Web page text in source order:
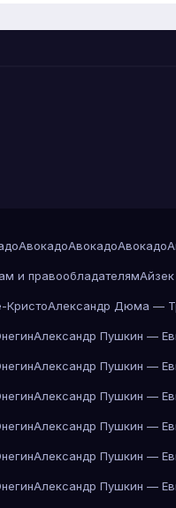
АвокадоАвокадоАвокадо
и правообладателям
Александр Дюма —
Александр Пушкин —
Александр Пушкин —
Александр Пушкин —
Александр Пушкин —
Александр Пушкин —
Александр Пушкин —